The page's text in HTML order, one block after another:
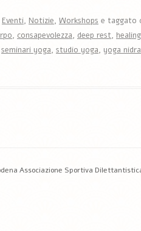
Eventi, Notizie, Workshops e taggato
, consapevolezza, deep rest,
seminari yoga, studio yoga, yoga nidra
Associazione Sportiva